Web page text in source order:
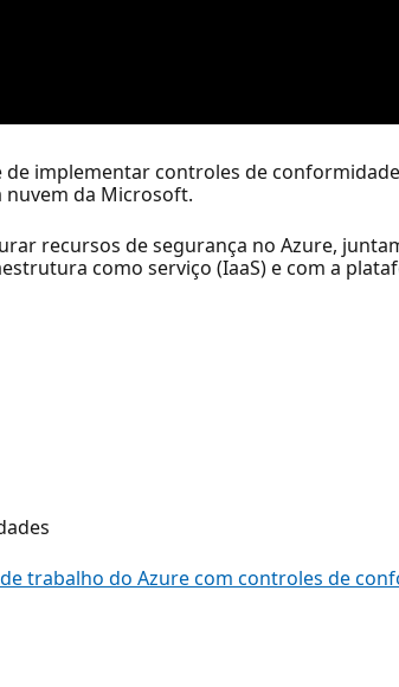
implementar controles de
da Microsoft.
recursos de segurança no Azure,
como serviço (IaaS) e com a
trabalho do Azure com controles de